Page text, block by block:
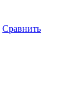
Сравнить